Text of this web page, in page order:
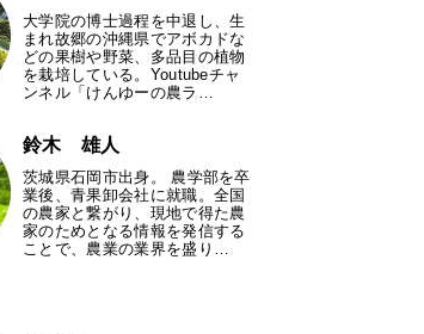
大学院の博士過程を中退し、生
まれ故郷の沖縄県でアボカドな
どの果樹や野菜、多品目の植物
を栽培している。Youtubeチャ
ンネル「けんゆーの農ラ…
鈴木 雄人
茨城県石岡市出身。 農学部を卒
業後、青果卸会社に就職。全国
の農家と繋がり、現地で得た農
家のためとなる情報を発信する
ことで、農業の業界を盛り…